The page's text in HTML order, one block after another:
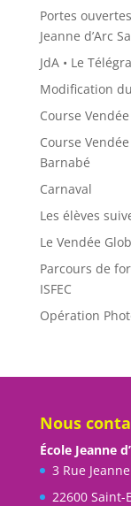
Portes
Jeanne d’Arc
JdA • Le
Modification
Course
Course
Barnabé
Carnaval
Les élèves
Le Vendée
Parcours de
ISFEC
Opération
Nous
École Jeanne
3 Rue Jeanne
22600 Saint-